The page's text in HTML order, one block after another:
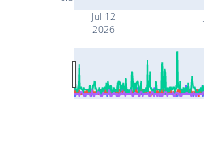
Jul 12
2026